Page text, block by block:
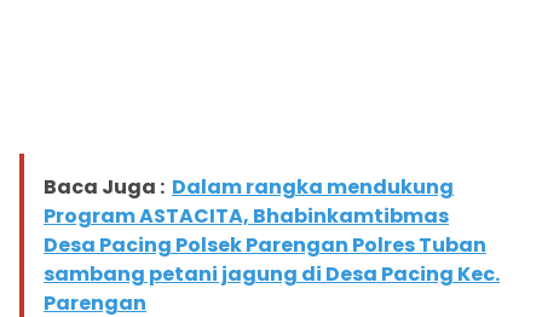
Baca Juga : Dalam rangka mendukung
Program ASTACITA, Bhabinkamtibmas
Desa Pacing Polsek Parengan Polres Tuban
sambang petani jagung di Desa Pacing Kec.
Parengan